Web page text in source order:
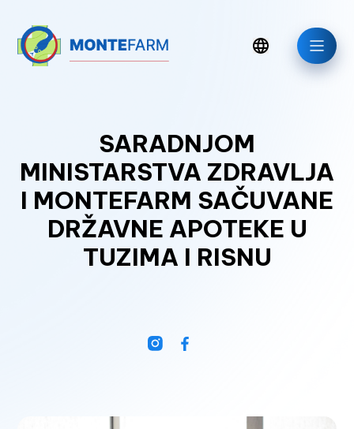
SARADNJOM
MINISTARSTVA ZDRAVLJA
I MONTEFARM SAČUVANE
DRŽAVNE APOTEKE U
TUZIMA I RISNU